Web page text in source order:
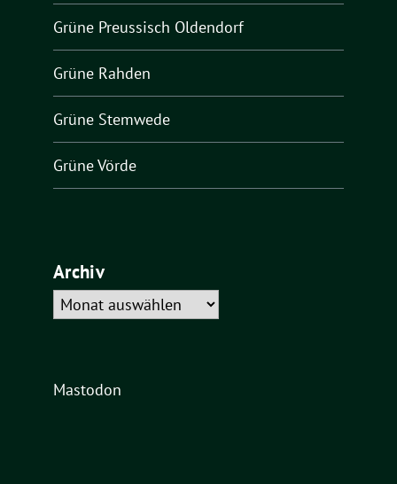
Grüne Preussisch Oldendorf
Grüne Rahden
Grüne Stemwede
Grüne Vörde
Archiv
Archiv
Mastodon